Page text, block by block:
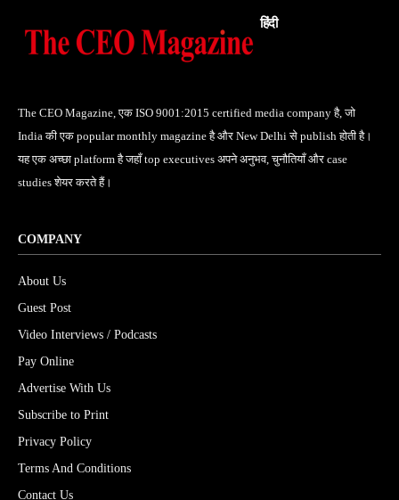
हिंदी
The CEO Magazine, एक ISO 9001:2015 certified media company है, जो
India की एक popular monthly magazine है और New Delhi से publish होती है।
यह एक अच्छा platform है जहाँ top executives अपने अनुभव, चुनौतियाँ और case
studies शेयर करते हैं।
COMPANY
About Us
Guest Post
Video Interviews / Podcasts
Pay Online
Advertise With Us
Subscribe to Print
Privacy Policy
Terms And Conditions
Contact Us